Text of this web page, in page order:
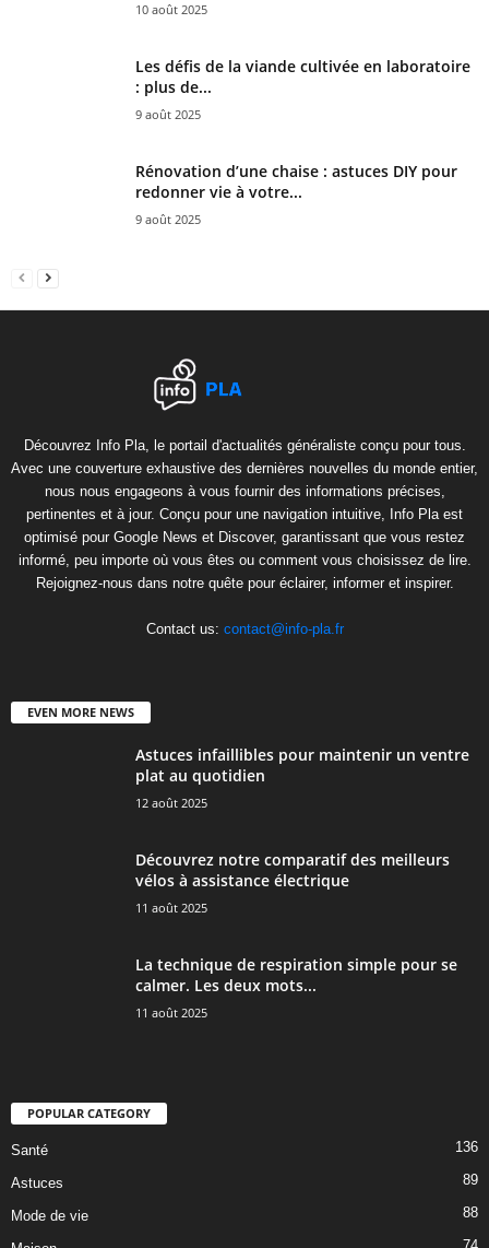
10 août 2025
Les défis de la viande cultivée en laboratoire
: plus de...
9 août 2025
Rénovation d’une chaise : astuces DIY pour
redonner vie à votre...
9 août 2025
Découvrez Info Pla, le portail d'actualités généraliste conçu pour tous.
Avec une couverture exhaustive des dernières nouvelles du monde entier,
nous nous engageons à vous fournir des informations précises,
pertinentes et à jour. Conçu pour une navigation intuitive, Info Pla est
optimisé pour Google News et Discover, garantissant que vous restez
informé, peu importe où vous êtes ou comment vous choisissez de lire.
Rejoignez-nous dans notre quête pour éclairer, informer et inspirer.
Contact us: contact@info-pla.fr
EVEN MORE NEWS
Astuces infaillibles pour maintenir un ventre
plat au quotidien
12 août 2025
Découvrez notre comparatif des meilleurs
vélos à assistance électrique
11 août 2025
La technique de respiration simple pour se
calmer. Les deux mots...
11 août 2025
POPULAR CATEGORY
Santé 136
Astuces 89
Mode de vie 88